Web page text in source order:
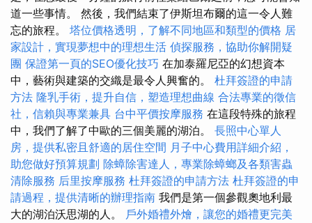
道一些事情。 然後，我們結束了伊斯坦布爾的這一令人難
忘的旅程。 塔位價格透明，了解不同地區和類型的價格 居
家設計，實現夢想中的理想生活 偵探服務，協助你解開疑
團 保證第一頁的SEO優化技巧 在加泰羅尼亞的幻想資本
中，藝術與建築的交織是最令人興奮的。 杜拜簽證的申請
方法 隆乳手術，提升自信，塑造理想曲線 合法專業的徵信
社，信賴與專業兼具 台中平價按摩服務 在這段特殊的旅程
中，我們了解了中歐的三個美麗的湖泊。 長照中心單人
房，提供私密且舒適的居住空間 月子中心費用詳細介紹，
助您做好預算規劃 除蟑除害達人，專業除蟑螂及各類害蟲
清除服務 后里按摩服務 杜拜簽證的申請方法 杜拜簽證的申
請過程，提供清晰的辦理指南 我們是第一個參觀奧地利最
大的湖泊沃思湖的人。 戶外婚禮外燴，讓您的婚禮更完美